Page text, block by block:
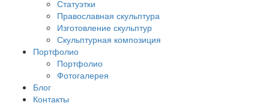
Статуэтки
Православная скульптура
Изготовление скульптур
Скульптурная композиция
Портфолио
Портфолио
Фотогалерея
Блог
Контакты